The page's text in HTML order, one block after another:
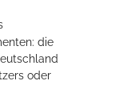
die
oder